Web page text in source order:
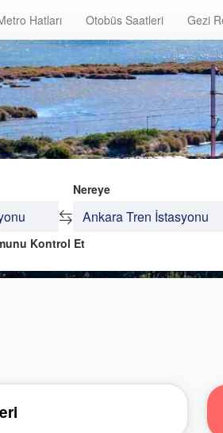
Hatları Otobüs Saatleri Gezi
Nereye
Kontrol Et